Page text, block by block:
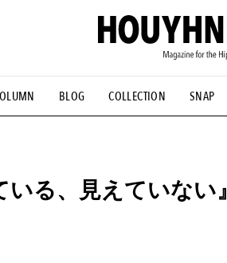
BLOG COLLECTION SNAP
#古着サミット #NEW VINTAGE
る、見えていない』